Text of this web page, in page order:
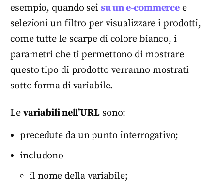
esempio, quando sei su un e-commercee
selezioni un filtro per visualizzare i prodotti,
come tutte le scarpe di colore bianco, i
parametri che ti permettono di mostrare
questo tipo di prodotto verranno mostrati
sotto forma di variabile.
Le variabili nell’URLsono:
precedute da un punto interrogativo;
includono
il nome della variabile;